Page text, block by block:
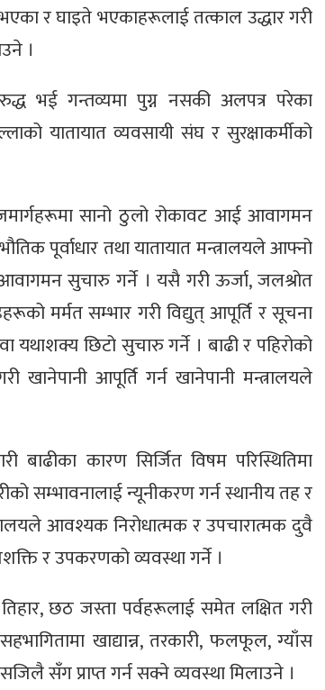
र घाइते भएकाहरूलाई तत्काल उद्धार गरी
।
भई गन्तव्यमा पुग्न नसकी अलपत्र परेका
यातायात व्यवसायी संघ र सुरक्षाकर्मीको
सानो ठुलो रोकावट आई आवागमन
पूर्वाधार तथा यातायात मन्त्रालयले आफ्नो
आवागमन सुचारु गर्ने । यसै गरी ऊर्जा, जलश्रोत
मर्मत सम्भार गरी विद्युत् आपूर्ति र सूचना
यथाशक्य छिटो सुचारु गर्ने । बाढी र पहिरोको
खानेपानी आपूर्ति गर्न खानेपानी मन्त्रालयले
कारण सिर्जित विषम परिस्थितिमा
सम्भावनालाई न्यूनीकरण गर्न स्थानीय तह र
आवश्यक निरोधात्मक र उपचारात्मक दुवै
र उपकरणको व्यवस्था गर्ने ।
छठ जस्ता पर्वहरूलाई समेत लक्षित गरी
खाद्यान्न, तरकारी, फलफूल, ग्याँस
सँग प्राप्त गर्न सक्ने व्यवस्था मिलाउने ।